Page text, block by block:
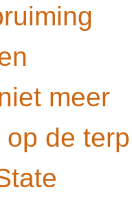
meer
op de terp